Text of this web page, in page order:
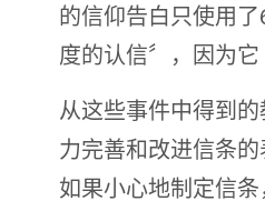
的信仰告白只使用
度的认信〞，因为它
从这些事件中得到
力完善和改进信条
如果小心地制定信